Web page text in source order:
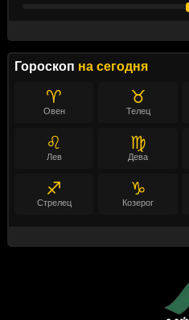
Гороскоп на сегодня
♈
Овен
♉
Телец
♌
Лев
♍
Дева
♐
Стрелец
♑
Козерог